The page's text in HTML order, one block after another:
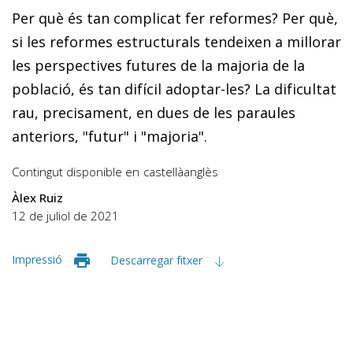
Per què és tan complicat fer reformes? Per què,
si les reformes estructurals tendeixen a millorar
les perspectives futures de la majoria de la
població, és tan difícil adoptar-les? La dificultat
rau, precisament, en dues de les paraules
anteriors, "futur" i "majoria".
Contingut disponible en castellàanglès
Àlex Ruiz
12 de juliol de 2021
Impressió Descarregar fitxer